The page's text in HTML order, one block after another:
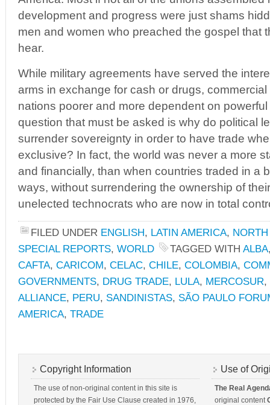
development and progress were just shams
men and women who preached the gospel that
hear.
While military agreements have served the
arms in exchange for cash or drugs,
nations poorer and more dependent on
question that must be asked is why do political
surrender sovereignty in order to have trade
exclusive? In fact, the world was never a more
and financially, than when countries traded in a
ways, without surrendering the ownership of
unelected technocrats who are now in total
FILED UNDER ENGLISH, LATIN AMERICA,
SPECIAL REPORTS, WORLD TAGGED WITH ALBA
CAFTA, CARICOM, CELAC, CHILE, COLOMBIA,
GOVERNMENTS, DRUG TRADE, LULA, MERCOSUR,
ALLIANCE, PERU, SANDINISTAS, SÃO PAULO
AMERICA, TRADE
Copyright Information
The use of non-original content in this site is
protected by the Fair Use Clause created in 1976,
Use of
The Real
original content